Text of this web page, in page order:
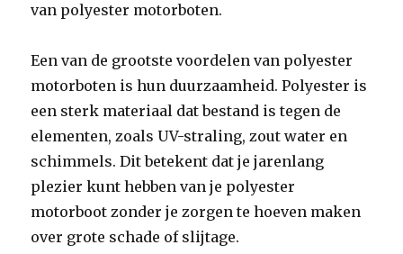
van polyester motorboten.
Een van de grootste voordelen van polyester
motorboten is hun duurzaamheid. Polyester is
een sterk materiaal dat bestand is tegen de
elementen, zoals UV-straling, zout water en
schimmels. Dit betekent dat je jarenlang
plezier kunt hebben van je polyester
motorboot zonder je zorgen te hoeven maken
over grote schade of slijtage.